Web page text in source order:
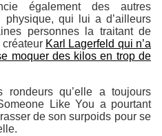
également des autres
physique, qui lui a d’ailleurs
personnes la traitant de
créateur Karl Lagerfeld qui n’a
moquer des kilos en trop de
rondeurs qu’elle a toujours
Like You a pourtant
de son surpoids pour se